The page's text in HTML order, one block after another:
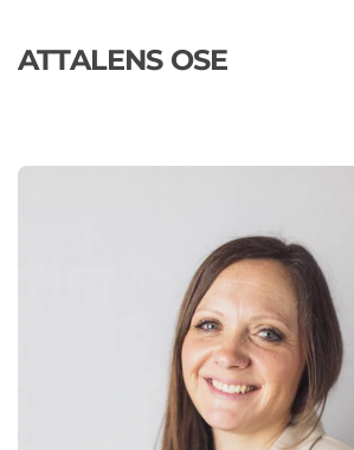
Passer au contenu principal
ATTALENS OSE